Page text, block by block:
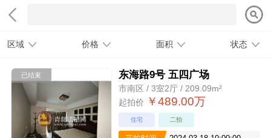
区域 价格 面积 状态
已结束 东海路9号 五四广场
市南区 / 3室2厅 / 209.09m²
起拍价 ￥489.00万
住宅 二拍